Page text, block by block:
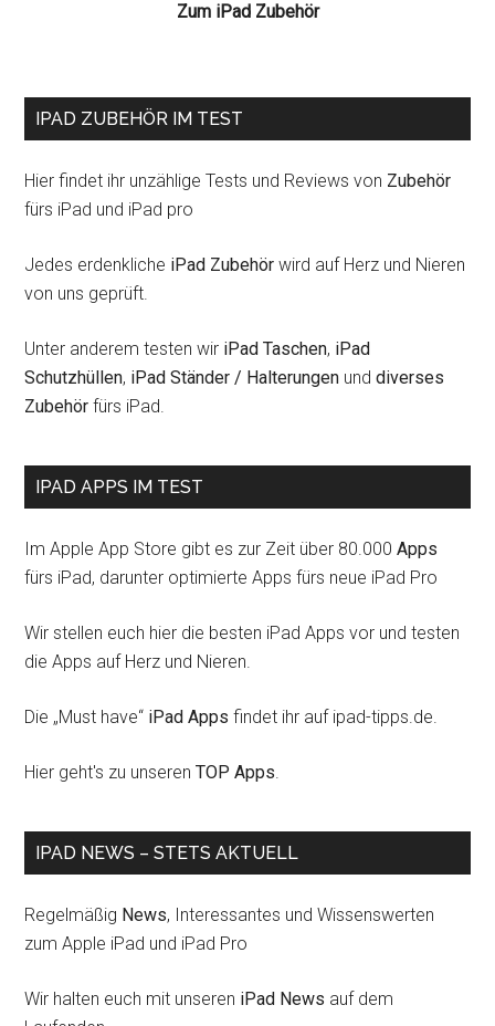
Zum iPad Zubehör
IPAD ZUBEHÖR IM TEST
Hier findet ihr unzählige Tests und Reviews von Zubehör
fürs iPad und iPad pro
Jedes erdenkliche iPad Zubehör wird auf Herz und Nieren
von uns geprüft.
Unter anderem testen wir iPad Taschen, iPad
Schutzhüllen, iPad Ständer / Halterungen unddiverses
Zubehör fürs iPad.
IPAD APPS IM TEST
Im Apple App Store gibt es zur Zeit über 80.000Apps
fürs iPad, darunter optimierte Apps fürs neue iPad Pro
Wir stellen euch hier die besten iPad Apps vor und testen
die Apps auf Herz und Nieren.
Die „Must have“ iPad Apps findet ihr auf ipad-tipps.de.
Hier geht's zu unserenTOP Apps.
IPAD NEWS – STETS AKTUELL
Regelmäßig News, Interessantes und Wissenswerten
zum Apple iPad und iPad Pro
Wir halten euch mit unseren iPad News auf dem